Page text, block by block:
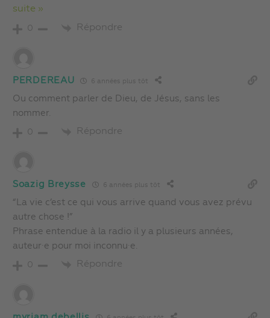
suite »
0 Répondre
PERDEREAU 6 années plus tôt
Ou comment parler de Dieu, de Jésus, sans les
nommer.
0 Répondre
Soazig Breysse 6 années plus tôt
“La vie c’est ce qui vous arrive quand vous avez prévu
autre chose !”
Phrase entendue à la radio il y a plusieurs années,
auteur⋅e pour moi inconnu⋅e.
0 Répondre